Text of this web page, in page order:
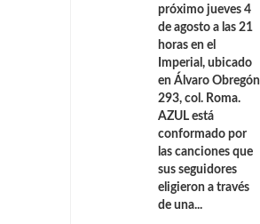
próximo jueves 4
de agosto a las 21
horas en el
Imperial, ubicado
en Álvaro Obregón
293, col. Roma.
AZUL está
conformado por
las canciones que
sus seguidores
eligieron a través
de una...